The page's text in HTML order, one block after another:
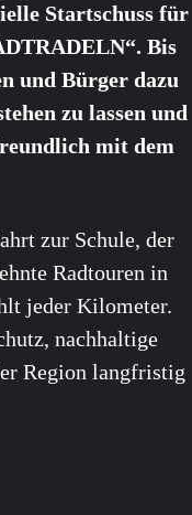
Startschuss für
Bis
und Bürger dazu
zu lassen und
mit dem
zur Schule, der
Radtouren in
jeder Kilometer.
nachhaltige
Region langfristig